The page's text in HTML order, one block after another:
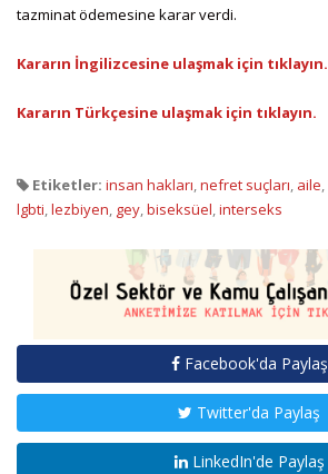
tazminat ödemesine karar verdi.
Kararın İngilizcesine ulaşmak için tıklayın.
Kararın Türkçesine ulaşmak için tıklayın.
Etiketler: insan hakları,nefret suçları, aile,
lgbti,lezbiyen, gey,biseksüel,interseks
Facebook'da Paylaş
Twitter'da Paylaş
LinkedIn'de Paylaş